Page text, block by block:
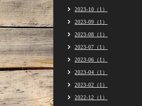
2023-10（1）
2023-09（1）
2023-08（1）
2023-07（1）
2023-06（1）
2023-04（1）
2023-02（1）
2022-12（1）